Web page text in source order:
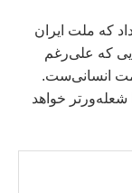
که ملت ایران
که علی‌رغم
انسانی‌ست.
شعله‌ورتر خواهد